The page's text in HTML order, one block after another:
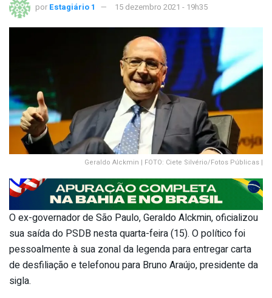
por Estagiário 1 15 dezembro 2021 - 19h35
Geraldo Alckmin | FOTO: Ciete Silvério/Fotos Públicas |
O ex-governador de São Paulo, Geraldo Alckmin, oficializou
sua saída do PSDB nesta quarta-feira (15). O político foi
pessoalmente à sua zonal da legenda para entregar carta
de desfiliação e telefonou para Bruno Araújo, presidente da
sigla.